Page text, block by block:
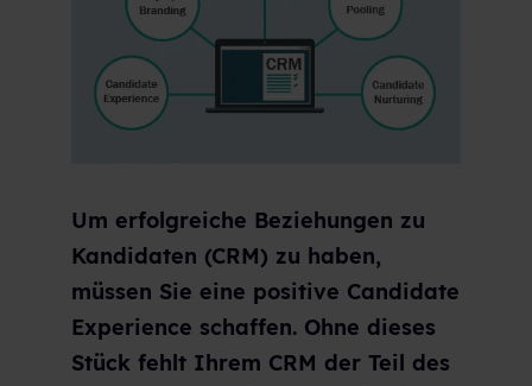
Um erfolgreiche Beziehungen zu
Kandidaten (CRM) zu haben,
müssen Sie eine positive Candidate
Experience schaffen. Ohne dieses
Stück fehlt Ihrem CRM der Teil des